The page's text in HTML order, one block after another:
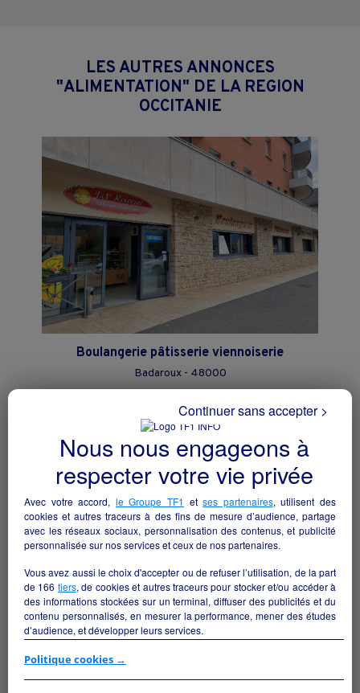
LES AUTRES ANNONCES
"ALIMENTATION" DE LA REGION
OCCITANIE
Boulangerie pâtisserie viennoiserie
Badaroux - 48000
Alimentation particulier
Nous nous engageons à
respecter votre vie privée
Avec votre accord, le Groupe TF1 etses partenaires, utilisent des
cookies et autres traceurs à des fins de mesure d’audience, partage
avec les réseaux sociaux, personnalisation des contenus, et publicité
personnalisée sur nos services et ceux de nos partenaires.
Vous avez aussi le choix d'accepter ou de refuser l’utilisation, de la part
de 166 tiers, de cookies et autres traceurs pour stocker et/ou accéder à
des informations stockées sur un terminal, diffuser des publicités et du
contenu personnalisés, en mesurer la performance, mener des études
d’audience, et développer leurs services.
Si vous continuez sans accepter, les fonctionnalités liées à la
Politique cookies →
Continuer sans accepter >